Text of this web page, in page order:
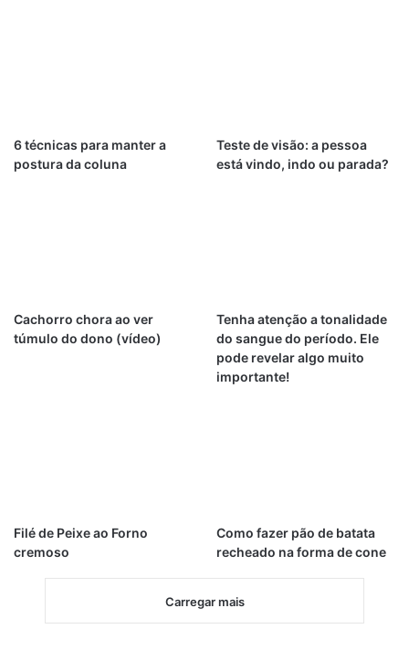
6 técnicas para manter a
postura da coluna
Teste de visão: a pessoa
está vindo, indo ou parada?
Cachorro chora ao ver
túmulo do dono (vídeo)
Tenha atenção a tonalidade
do sangue do período. Ele
pode revelar algo muito
importante!
Filé de Peixe ao Forno
cremoso
Como fazer pão de batata
recheado na forma de cone
Carregar mais